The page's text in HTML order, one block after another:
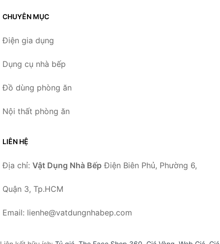
CHUYÊN MỤC
Điện gia dụng
Dụng cụ nhà bếp
Đồ dùng phòng ăn
Nội thất phòng ăn
LIÊN HỆ
Địa chỉ: Vật Dụng Nhà Bếp Điện Biên Phủ, Phường 6,
Quận 3, Tp.HCM
Email: lienhe@vatdungnhabep.com